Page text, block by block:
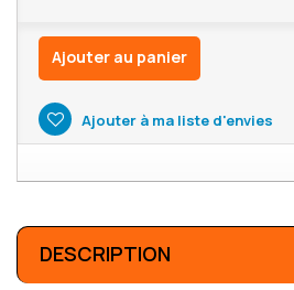
Ajouter au panier
Ajouter à ma liste d'envies
DESCRIPTION